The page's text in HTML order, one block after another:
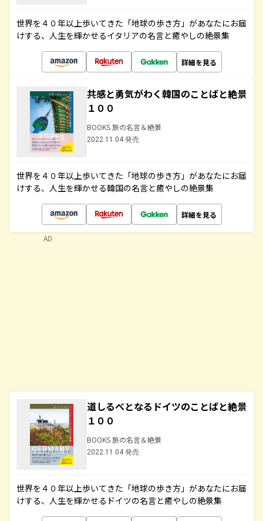
世界を４０年以上歩いてきた「地球の歩き方」があなたにお届
けする、人生を輝かせるイタリアの名言と癒やしの絶景集
詳細を見る
共感と勇気がわく韓国のことばと絶景
１００
BOOKS 旅の名言＆絶景
2022.11.04 発売
世界を４０年以上歩いてきた「地球の歩き方」があなたにお届
けする、人生を輝かせる韓国の名言と癒やしの絶景集
詳細を見る
道しるべとなるドイツのことばと絶景
１００
BOOKS 旅の名言＆絶景
2022.11.04 発売
世界を４０年以上歩いてきた「地球の歩き方」があなたにお届
けする、人生を輝かせるドイツの名言と癒やしの絶景集
AD